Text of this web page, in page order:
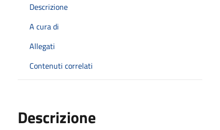
Descrizione
A cura di
Allegati
Contenuti correlati
Descrizione